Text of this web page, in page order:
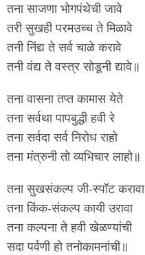
तना साजणा भोगपंथेची जावे
तरी सुखही परमउच्च ते मिळावे
तनी निंद्य ते सर्व चाळे करावे
तनी वंद्य ते वस्त्र सोडूनी द्यावे॥
तना वासना तप्त कामास येते
तना सर्वथा पापबुद्धी हवी रे
तना सर्वदा सर्व निरोध राहो
तना मंत्रुनी तो व्यभिचार लाहो॥
तना सुखसंकल्प जी-स्पॉट करावा
तना किंक-संकल्प कायी उरावा
तना कल्पना ते हवी खेळण्यांची
सदा पर्वणी हो तनोकामनांची॥